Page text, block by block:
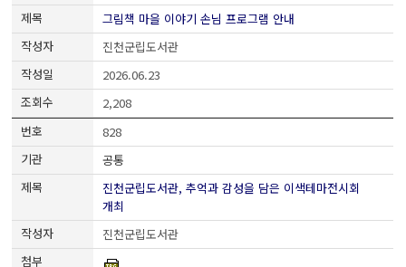
그림책 마을 이야기 손님 프로그램 안내
진천군립도서관
2026.06.23
2,208
828
공통
진천군립도서관, 추억과 감성을 담은 이색테마전시회
개최
진천군립도서관